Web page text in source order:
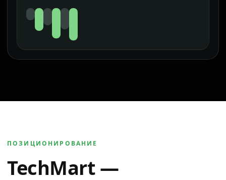
ПОЗИЦИОНИРОВАНИЕ
TechMart —